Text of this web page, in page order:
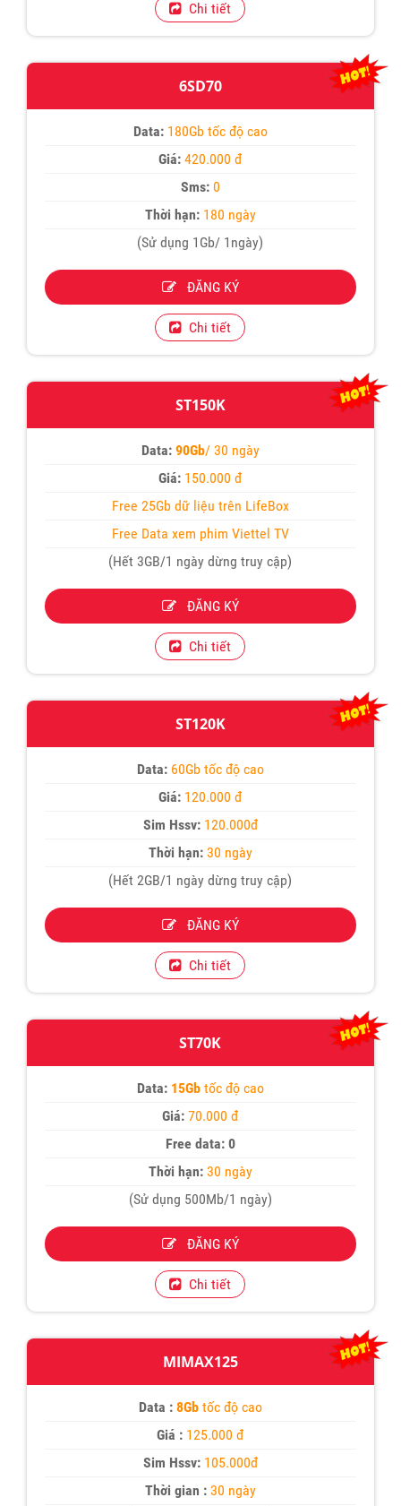
Chi tiết
6SD70
Data: 180Gb tốc độ cao
Giá:420.000 đ
Sms: 0
Thời hạn:180 ngày
(Sử dụng 1Gb/ 1ngày)
ĐĂNG KÝ
Chi tiết
ST150K
Data:90Gb/ 30 ngày
Giá: 150.000 đ
Free 25Gb dữ liệu trên LifeBox
Free Data xem phim Viettel TV
(Hết 3GB/1 ngày dừng truy cập)
ĐĂNG KÝ
Chi tiết
ST120K
Data: 60Gb tốc độ cao
Giá: 120.000 đ
Sim Hssv:120.000đ
Thời hạn:30 ngày
(Hết 2GB/1 ngày dừng truy cập)
ĐĂNG KÝ
Chi tiết
ST70K
Data:15Gbtốc độ cao
Giá:70.000 đ
Free data: 0
Thời hạn:30 ngày
(Sử dụng 500Mb/1 ngày)
ĐĂNG KÝ
Chi tiết
MIMAX125
Data :8Gb tốc độ cao
Giá : 125.000 đ
Sim Hssv:105.000đ
Thời gian :30 ngày